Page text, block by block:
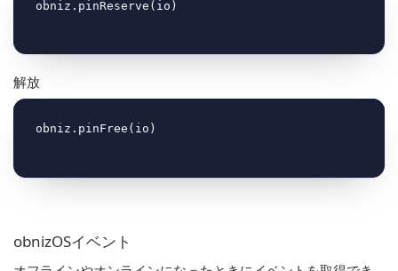
解放
obnizOSイベント